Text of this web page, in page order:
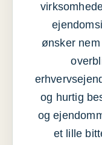
ønsker
og hurtig
og
et lille